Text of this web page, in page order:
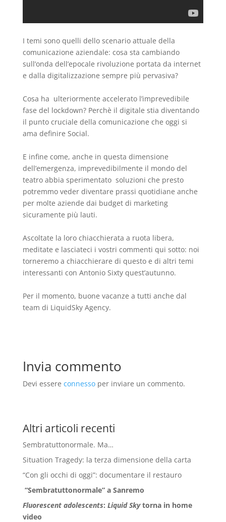
I temi sono quelli dello scenario attuale della
comunicazione aziendale: cosa sta cambiando
sull’onda dell’epocale rivoluzione portata da internet
e dalla digitalizzazione sempre più pervasiva?
Cosa ha ulteriormente accelerato l’imprevedibile
fase del lockdown? Perchè il digitale stia diventando
il punto cruciale della comunicazione che oggi si
ama definire Social.
E infine come, anche in questa dimensione
dell’emergenza, imprevedibilmente il mondo del
teatro abbia sperimentato soluzioni che presto
potremmo veder diventare prassi quotidiane anche
per molte aziende dai budget di marketing
sicuramente più lauti.
Ascoltate la loro chiacchierata a ruota libera,
meditate e lasciateci i vostri commenti qui sotto: noi
torneremo a chiacchierare di questo e di altri temi
interessanti con Antonio Sixty quest’autunno.
Per il momento, buone vacanze a tutti anche dal
team di LiquidSky Agency.
Invia commento
Devi essere connessoper inviare un commento.
Altri articoli recenti
Sembratuttonormale. Ma…
Situation Tragedy: la terza dimensione della carta
“Con gli occhi di oggi”: documentare il restauro
“Sembratuttonormale” a Sanremo
Fluorescent adolescents: Liquid Skytorna in home
video